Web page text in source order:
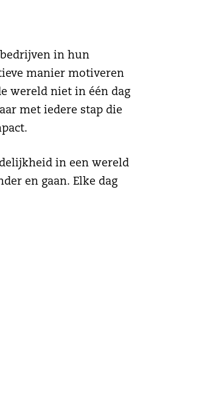
in hun
manier motiveren
wereld niet in één dag
met iedere stap die
in een wereld
en gaan. Elke dag